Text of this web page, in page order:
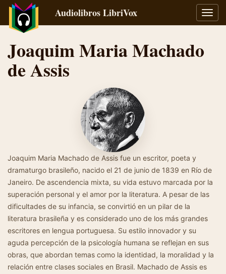
Audiolibros LibriVox
Joaquim Maria Machado
de Assis
Joaquim Maria Machado de Assis fue un escritor, poeta y
dramaturgo brasileño, nacido el 21 de junio de 1839 en Río de
Janeiro. De ascendencia mixta, su vida estuvo marcada por la
superación personal y el amor por la literatura. A pesar de las
dificultades de su infancia, se convirtió en un pilar de la
literatura brasileña y es considerado uno de los más grandes
escritores en lengua portuguesa. Su estilo innovador y su
aguda percepción de la psicología humana se reflejan en sus
obras, que abordan temas como la identidad, la moralidad y la
relación entre clases sociales en Brasil. Machado de Assis es